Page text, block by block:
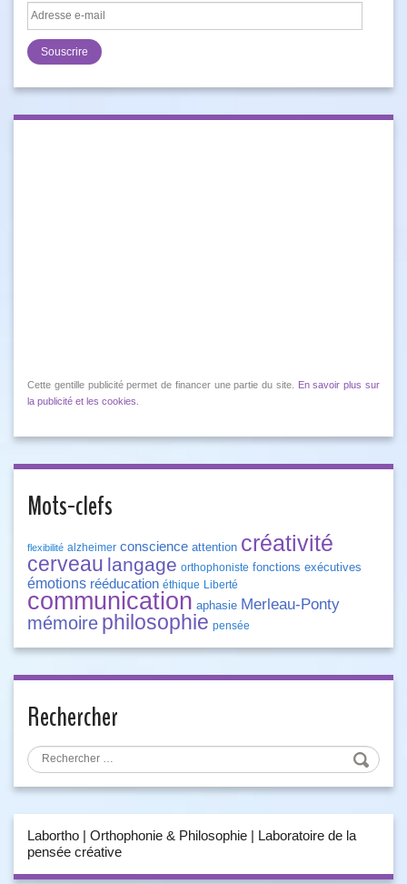
Adresse
e-
mail
Cette gentille publicité permet de financer une partie du site.
En savoir plus sur
la publicité et les cookies
Mots-clefs
flexibilité alzheimer conscience attention créativité
cerveau langage orthophoniste fonctions exécutives
émotions rééducation éthique Liberté
communication aphasie Merleau-Ponty
mémoire philosophie pensée
Rechercher
Labortho | Orthophonie & Philosophie | Laboratoire de la
pensée créative